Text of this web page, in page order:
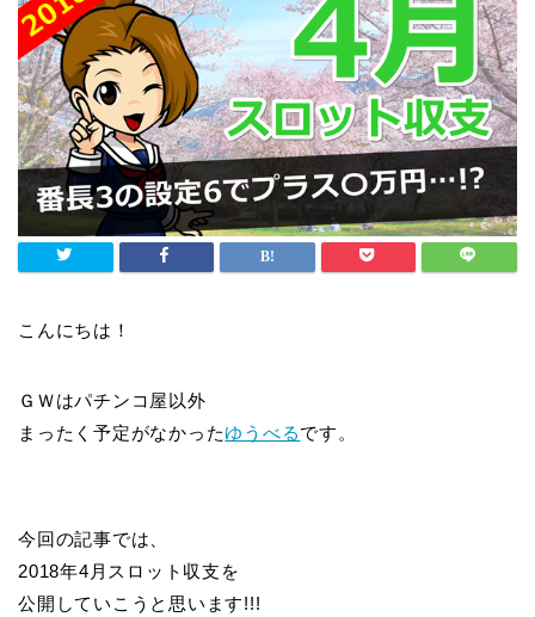
こんにちは！
ＧＷはパチンコ屋以外
まったく予定がなかったゆうべるです。
今回の記事では、
2018年4月スロット収支を
公開していこうと思います!!!